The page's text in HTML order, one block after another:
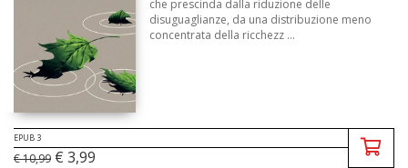
che prescinda dalla riduzione delle
disuguaglianze, da una distribuzione meno
concentrata della ricchezz ...
EPUB 3
€ 10,99 € 3,99